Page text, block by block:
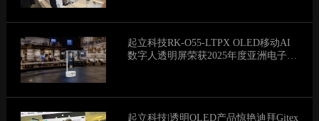
起立科技RK-O55-LTPX OLED移动AI
数字人透明屏荣获2025年度亚洲电子信
起立科技|透明OLED产品惊艳迪拜Gitex